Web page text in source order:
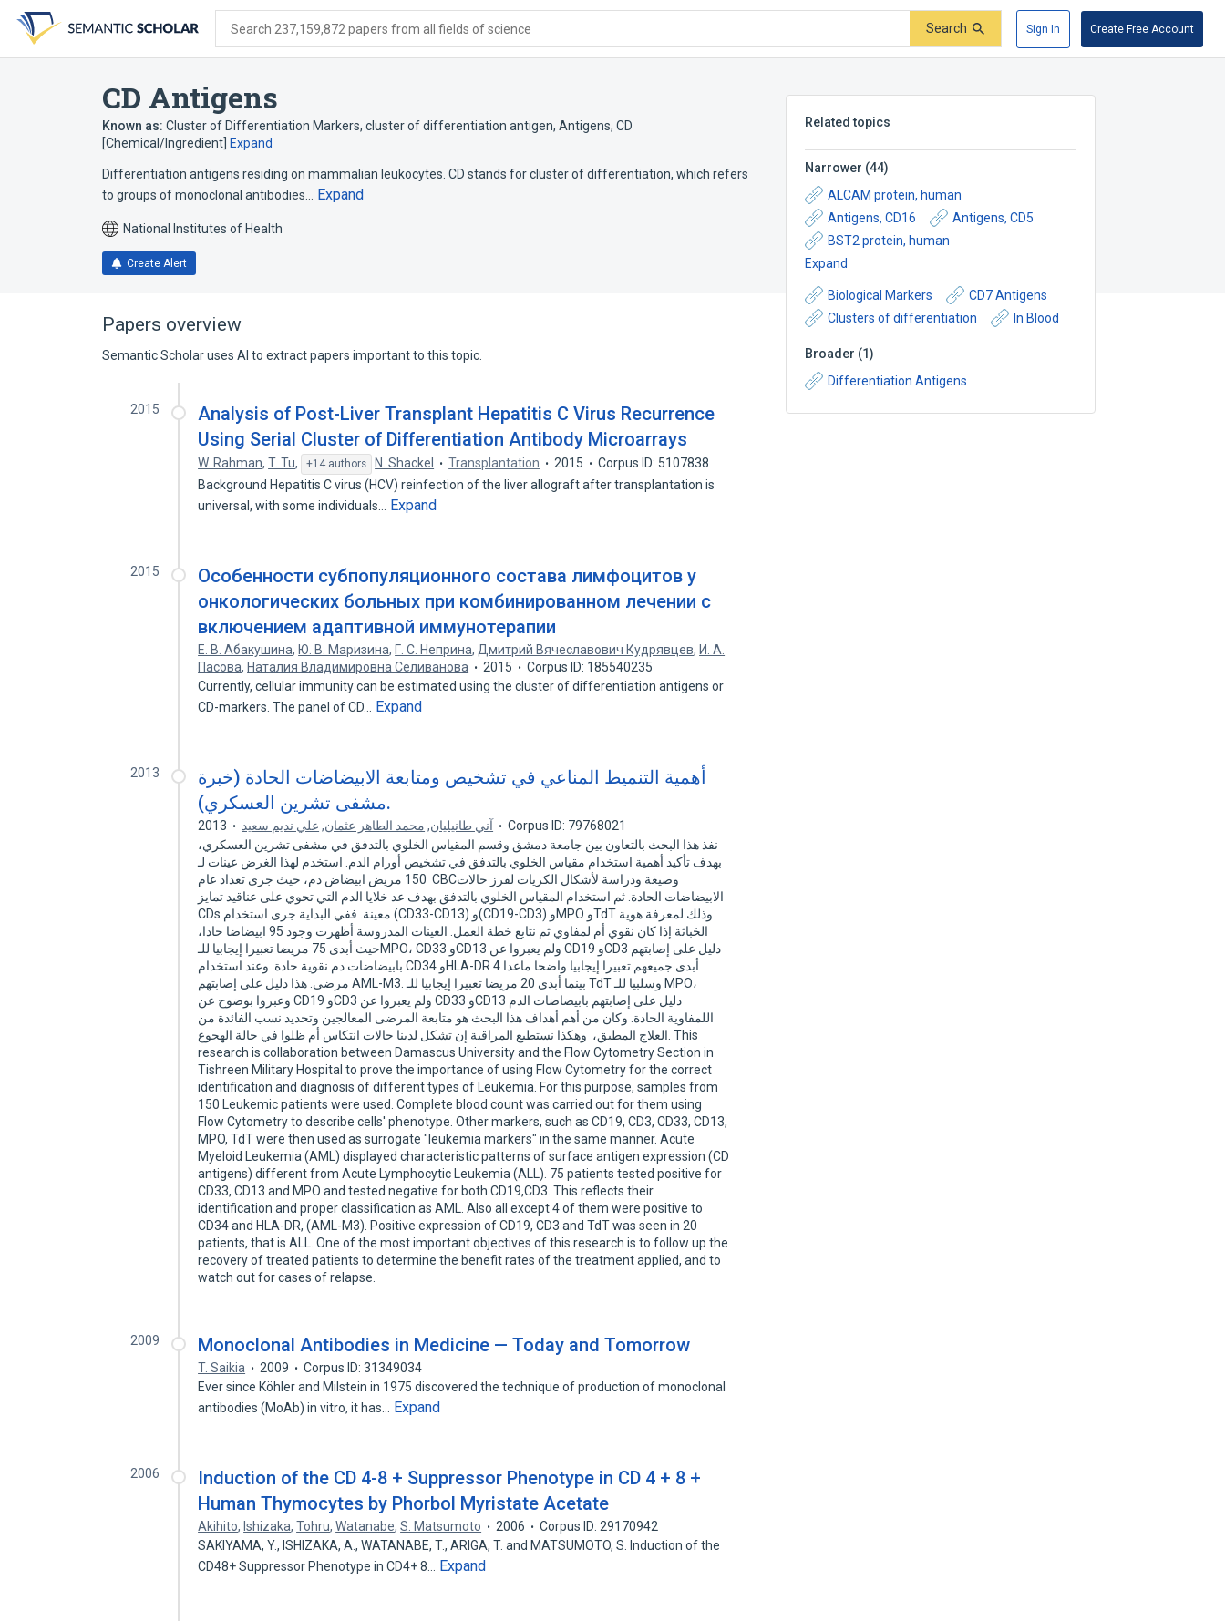
search
form
content
account
menu
Search 237,159,872 papers from all fields of science Search Sign In Create Free Account
CD Antigens
Known as: Cluster of Differentiation Markers, cluster of differentiation antigen, Antigens, CD
[Chemical/Ingredient] Expand
Differentiation antigens residing on mammalian leukocytes. CD stands for cluster of differentiation, which refers
to groups of monoclonal antibodies…
Expand
National Institutes of Health
Create Alert
Related topics
Narrower (44)
ALCAM protein, human
Antigens, CD16
Antigens, CD5
BST2 protein, human
Expand
Biological Markers
CD7 Antigens
Clusters of differentiation
In Blood
Broader (1)
Differentiation Antigens
Papers overview
Semantic Scholar uses AI to extract papers important to this topic.
2015
Analysis of Post-Liver Transplant Hepatitis C Virus Recurrence
Using Serial Cluster of Differentiation Antibody Microarrays
W. Rahman,T. Tu, +14 authors N. Shackel Transplantation 2015
Corpus ID: 5107838
Background Hepatitis C virus (HCV) reinfection of the liver allograft after transplantation is
universal, with some individuals…
Expand
2015
Особенности субпопуляционного состава лимфоцитов у
онкологических больных при комбинированном лечении с
включением адаптивной иммунотерапии
Е. В. Абакушина, Ю. В. Маризина, Г. С. Неприна, Дмитрий Вячеславович Кудрявцев, И. А.
Пасова, Наталия Владимировна Селиванова 2015
Corpus ID: 185540235
Currently, cellular immunity can be estimated using the cluster of differentiation antigens or
CD-markers. The panel of CD…
Expand
2013
أهمية التنميط المناعي في تشخيص ومتابعة الابيضاضات الحادة (خبرة
مشفى تشرين العسكري).
آني طانيليان, محمد الطاهر عثمان, علي نديم سعيد 2013
Corpus ID: 79768021
نفذ هذا البحث بالتعاون بين جامعة دمشق وقسم المقياس الخلوي بالتدفق في مشفى تشرين العسكري،
بهدف تأكيد أهمية استخدام مقياس الخلوي بالتدفق في تشخيص أورام الدم. استخدم لهذا الغرض عينات لـ
150 مريض ابيضاض دم، حيث جرى تعداد عام CBCوصيغة ودراسة لأشكال الكريات لفرز حالات
الابيضاضات الحادة. ثم استخدام المقياس الخلوي بالتدفق بهدف عد خلايا الدم التي تحوي على عناقيد تمايز
CDs معينة. ففي البداية جرى استخدام (CD33-CD13) و(CD19-CD3) وMPO وTdT وذلك لمعرفة هوية
الخباثة إذا كان نقوي أم لمفاوي ثم نتابع خطة العمل. العينات المدروسة أظهرت وجود 95 ابيضاضا حادا،
حيث أبدى 75 مريضا تعبيرا إيجابيا للـMPO، CD33 وCD13 ولم يعبروا عن CD19 وCD3 دليل على إصابتهم
بابيضاضات دم نقوية حادة. وعند استخدام CD34 وHLA-DR أبدى جميعهم تعبيرا إيجابيا واضحا ماعدا 4
مرضى. هذا دليل على إصابتهم AML-M3. بينما أبدى 20 مريضا تعبيرا إيجابيا للـ TdT وسلبيا للـ MPO،
وعبروا بوضوح عن CD19 وCD3 ولم يعبروا عن CD33 وCD13 دليل على إصابتهم بابيضاضات الدم
اللمفاوية الحادة. وكان من أهم أهداف هذا البحث هو متابعة المرضى المعالجين وتحديد نسب الفائدة من
العلاج المطبق، وهكذا نستطيع المراقبة إن تشكل لدينا حالات انتكاس أم ظلوا في حالة الهجوع. This
research is collaboration between Damascus University and the Flow Cytometry Section in
Tishreen Military Hospital to prove the importance of using Flow Cytometry for the correct
identification and diagnosis of different types of Leukemia. For this purpose, samples from
150 Leukemic patients were used. Complete blood count was carried out for them using
Flow Cytometry to describe cells' phenotype. Other markers, such as CD19, CD3, CD33, CD13,
MPO, TdT were then used as surrogate "leukemia markers" in the same manner. Acute
Myeloid Leukemia (AML) displayed characteristic patterns of surface antigen expression (CD
antigens) different from Acute Lymphocytic Leukemia (ALL). 75 patients tested positive for
CD33, CD13 and MPO and tested negative for both CD19,CD3. This reflects their
identification and proper classification as AML. Also all except 4 of them were positive to
CD34 and HLA-DR, (AML-M3). Positive expression of CD19, CD3 and TdT was seen in 20
patients, that is ALL. One of the most important objectives of this research is to follow up the
recovery of treated patients to determine the benefit rates of the treatment applied, and to
watch out for cases of relapse.
2009 Monoclonal Antibodies in Medicine — Today and Tomorrow
T. Saikia 2009
Corpus ID: 31349034
Ever since Köhler and Milstein in 1975 discovered the technique of production of monoclonal
antibodies (MoAb) in vitro, it has…
Expand
2006
Induction of the CD 4-8 + Suppressor Phenotype in CD 4 + 8 +
Human Thymocytes by Phorbol Myristate Acetate
Akihito, Ishizaka,Tohru,Watanabe,S. Matsumoto 2006
Corpus ID: 29170942
SAKIYAMA, Y., ISHIZAKA, A., WATANABE, T., ARIGA, T. and MATSUMOTO, S. Induction of the
CD48+ Suppressor Phenotype in CD4+ 8…
Expand